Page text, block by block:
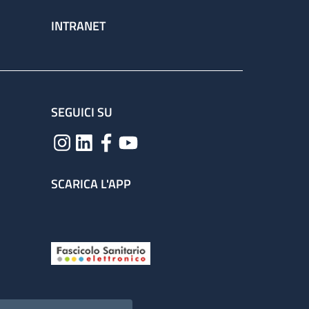
INTRANET
SEGUICI SU
SCARICA L'APP